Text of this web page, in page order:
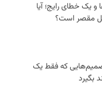
خطای رایج؛ آیا
مقصر است؟
که فقط یک
بگیرد